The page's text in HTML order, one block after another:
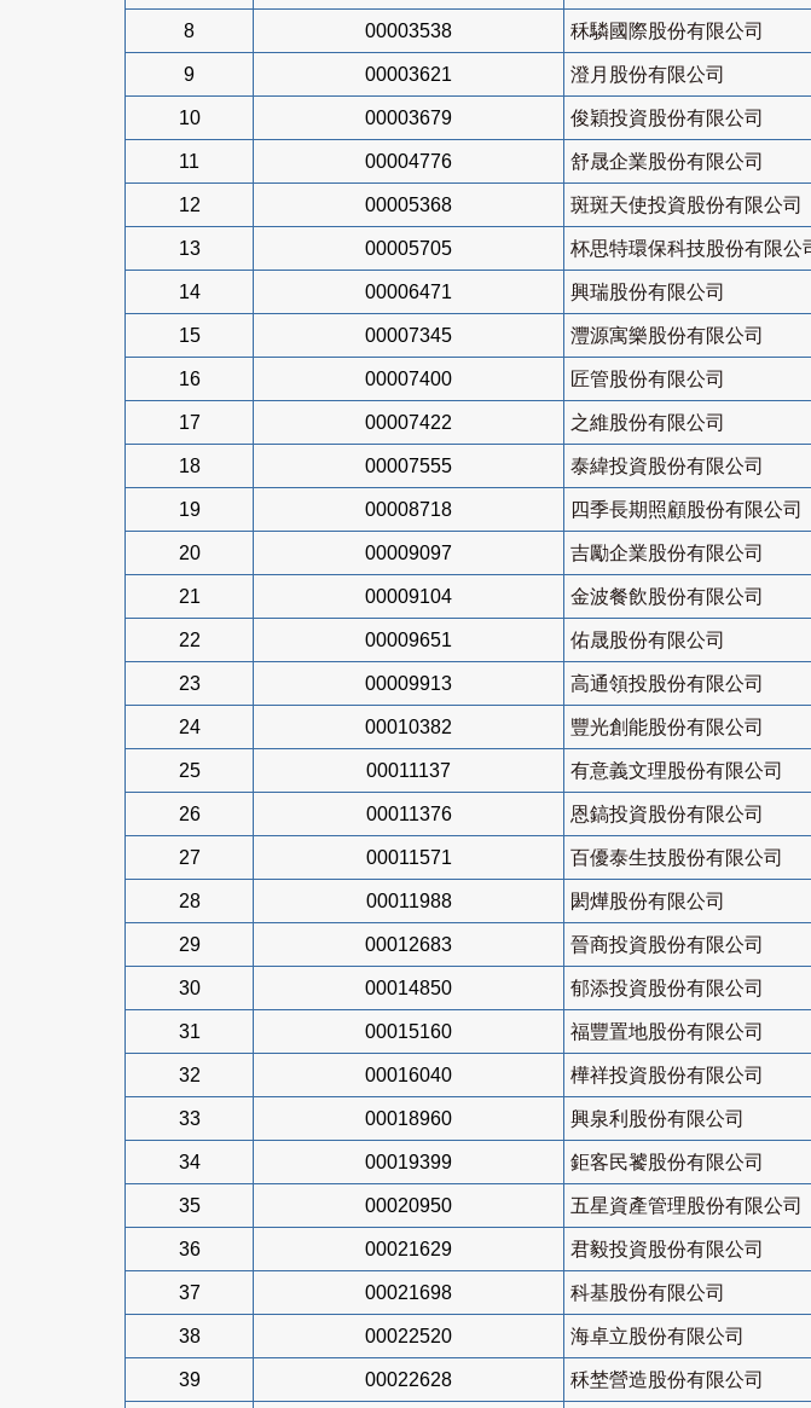
8 00003538 秝驎國際股份有限公司
9 00003621 澄月股份有限公司
10 00003679 俊穎投資股份有限公司
11 00004776 舒晟企業股份有限公司
12 00005368 斑斑天使投資股份有限公司
13 00005705 杯思特環保科技股份有限公
14 00006471 興瑞股份有限公司
15 00007345 灃源寓樂股份有限公司
16 00007400 匠管股份有限公司
17 00007422 之維股份有限公司
18 00007555 泰緯投資股份有限公司
19 00008718 四季長期照顧股份有限公司
20 00009097 吉勵企業股份有限公司
21 00009104 金波餐飲股份有限公司
22 00009651 佑晟股份有限公司
23 00009913 高通領投股份有限公司
24 00010382 豐光創能股份有限公司
25 00011137 有意義文理股份有限公司
26 00011376 恩鎬投資股份有限公司
27 00011571 百優泰生技股份有限公司
28 00011988 閎燁股份有限公司
29 00012683 晉商投資股份有限公司
30 00014850 郁添投資股份有限公司
31 00015160 福豐置地股份有限公司
32 00016040 樺祥投資股份有限公司
33 00018960 興泉利股份有限公司
34 00019399 鉅客民饕股份有限公司
35 00020950 五星資產管理股份有限公司
36 00021629 君毅投資股份有限公司
37 00021698 科基股份有限公司
38 00022520 海卓立股份有限公司
39 00022628 秝埜營造股份有限公司